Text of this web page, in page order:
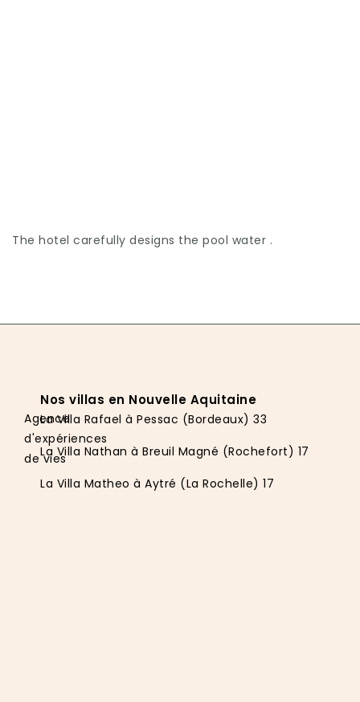
The hotel carefully designs the pool water .
Agence
d'expériences
de vies
Nos villas en Nouvelle Aquitaine
La Villa Rafael à Pessac (Bordeaux) 33
La Villa Nathan à Breuil Magné (Rochefort) 17
La Villa Matheo à Aytré (La Rochelle) 17